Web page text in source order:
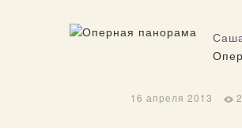
16 апреля 2013